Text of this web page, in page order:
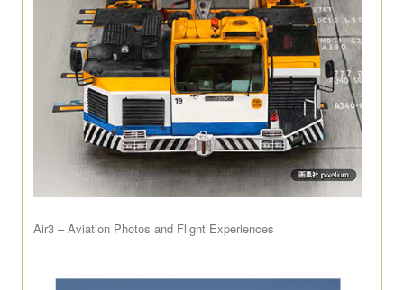
Air3 – Aviation Photos and Flight Experiences